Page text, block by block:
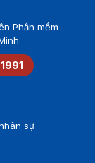
Phần mềm
sự